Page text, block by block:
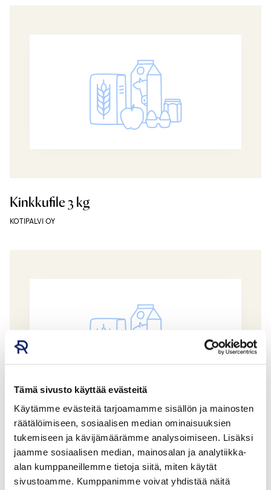
Tämä sivusto käyttää evästeitä
Käytämme evästeitä tarjoamamme sisällön ja mainosten
räätälöimiseen, sosiaalisen median ominaisuuksien
tukemiseen ja kävijämäärämme analysoimiseen. Lisäksi
jaamme sosiaalisen median, mainosalan ja analytiikka-
alan kumppaneillemme tietoja siitä, miten käytät
sivustoamme. Kumppanimme voivat yhdistää näitä
Kinkkufile 3 kg
KOTIPALVI OY
Kinkkumakkara 2 kg
KOTIPALVI OY